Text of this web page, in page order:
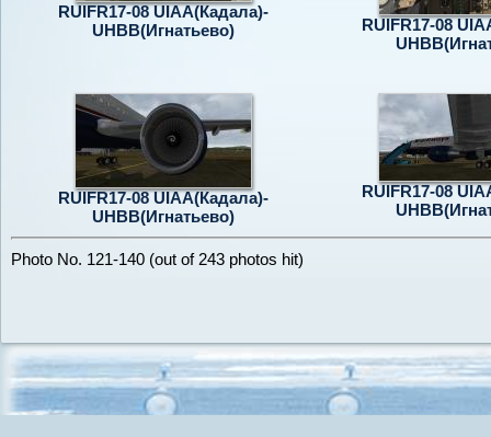
RUIFR17-08 UIAA(Кадала)-
UHBB(Игнатьево)
RUIFR17-08
RUIFR17-08 UIAA(Кадала)-
UHBB(Игнатьево)
RUIFR17-08
Photo No. 121-140 (out of 243 photos hit)